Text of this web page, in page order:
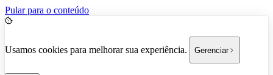
Pular para o conteúdo
Usamos cookies para melhorar sua experiência. Gerenciar